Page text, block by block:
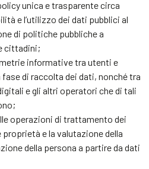
unica e trasparente circa
e l’utilizzo dei dati pubblici al
di politiche pubbliche a
cittadini;
informative tra utenti e
di raccolta dei dati, nonché tra
e gli altri operatori che di tali
operazioni di trattamento dei
e la valutazione della
della persona a partire da dati